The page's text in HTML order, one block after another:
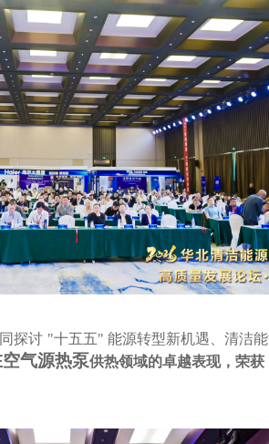
探讨 "十五五" 能源转型新机遇、清洁
气源热泵供热领域的卓越表现，荣获